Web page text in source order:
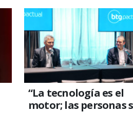
“La tecnología es el
motor; las personas